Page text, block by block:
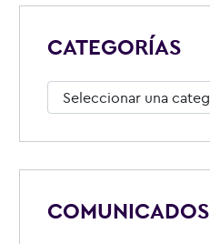
CATEGORÍAS
Categorías
COMUNICADOS